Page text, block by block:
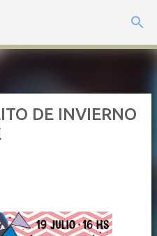
principal
DE INVIERNO